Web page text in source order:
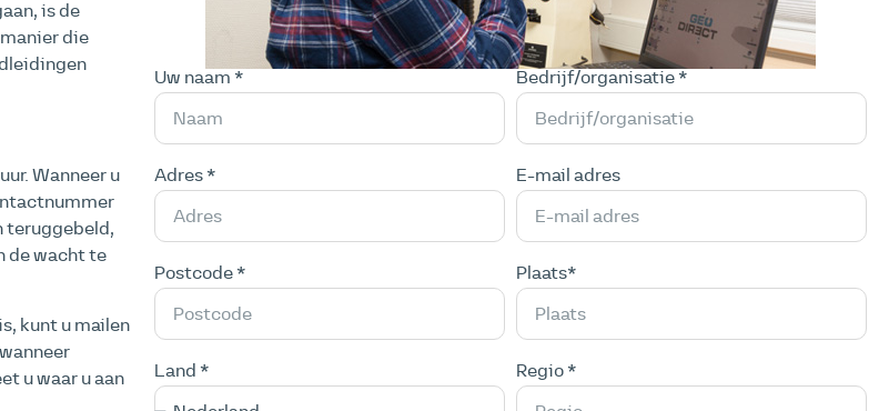
is de
die
Wanneer u
teruggebeld,
de wacht te
kunt u mailen
u waar u aan
Uw naam * Bedrijf/organisatie *
Adres * E-mail adres
Postcode * Plaats*
Land * Regio *